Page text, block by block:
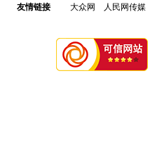
友情链接 大众网 人民网传媒